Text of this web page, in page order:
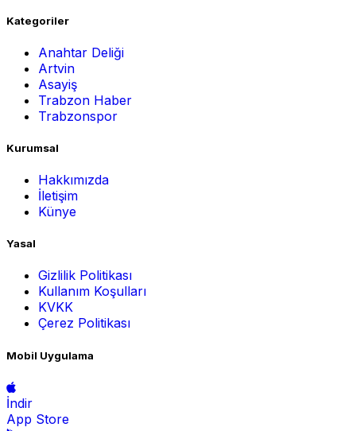
Kategoriler
Anahtar Deliği
Artvin
Asayiş
Trabzon Haber
Trabzonspor
Kurumsal
Hakkımızda
İletişim
Künye
Yasal
Gizlilik Politikası
Kullanım Koşulları
KVKK
Çerez Politikası
Mobil Uygulama
İndir
App Store